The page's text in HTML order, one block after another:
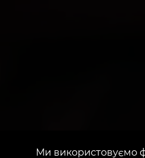
Ми використовуємо